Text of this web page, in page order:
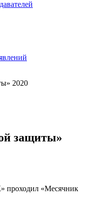
2020
защиты»
проходил «Месячник